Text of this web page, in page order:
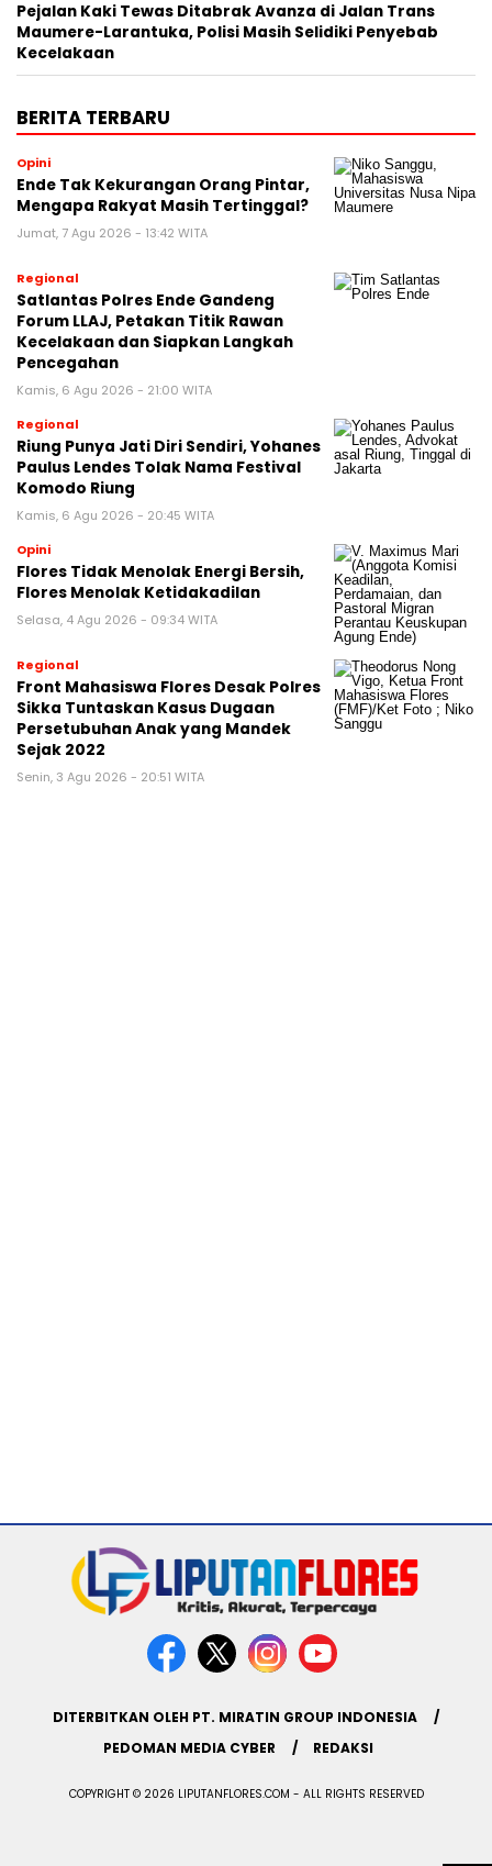
Pejalan Kaki Tewas Ditabrak Avanza di Jalan Trans
Maumere-Larantuka, Polisi Masih Selidiki Penyebab
Kecelakaan
BERITA TERBARU
Opini
Ende Tak Kekurangan Orang Pintar,
Mengapa Rakyat Masih Tertinggal?
Jumat, 7 Agu 2026 - 13:42 WITA
Regional
Satlantas Polres Ende Gandeng
Forum LLAJ, Petakan Titik Rawan
Kecelakaan dan Siapkan Langkah
Pencegahan
Kamis, 6 Agu 2026 - 21:00 WITA
Regional
Riung Punya Jati Diri Sendiri, Yohanes
Paulus Lendes Tolak Nama Festival
Komodo Riung
Kamis, 6 Agu 2026 - 20:45 WITA
Opini
Flores Tidak Menolak Energi Bersih,
Flores Menolak Ketidakadilan
Selasa, 4 Agu 2026 - 09:34 WITA
Regional
Front Mahasiswa Flores Desak Polres
Sikka Tuntaskan Kasus Dugaan
Persetubuhan Anak yang Mandek
Sejak 2022
Senin, 3 Agu 2026 - 20:51 WITA
DITERBITKAN OLEH PT. MIRATIN GROUP INDONESIA
PEDOMAN MEDIA CYBER
REDAKSI
COPYRIGHT © 2026 LIPUTANFLORES.COM - ALL RIGHTS RESERVED